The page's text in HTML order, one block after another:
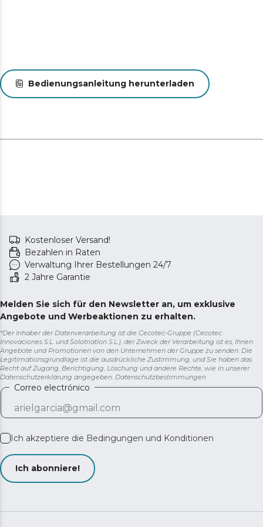
Bedienungsanleitung herunterladen
Kostenloser Versand!
Bezahlen in Raten
Verwaltung Ihrer Bestellungen 24/7
2 Jahre Garantie
Melden Sie sich für den Newsletter an, um exklusive
Angebote und Werbeaktionen zu erhalten.
*Der Inhaber der Datenverarbeitung ist die Cecotec-Gruppe (Cecotec
Innovaciones S.L. und Solotriatlon S.L.), der Zweck der Verarbeitung ist es, Ihnen
Angebote und Promotionen von den Unternehmen der Gruppe zu senden. Die
Legitimationsgrundlage ist die ausdrückliche Zustimmung, und Sie haben das
Recht auf Zugang, Berichtigung, Löschung und andere Rechte, wie in unserer
Datenschutzerklärung angegeben. Datenschutzbestimmungen
Correo electrónico
Ich akzeptiere die Bedingungen und Konditionen
Ich abonniere!